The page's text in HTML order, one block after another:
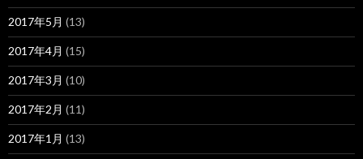
2017年5月 (13)
2017年4月 (15)
2017年3月 (10)
2017年2月 (11)
2017年1月 (13)